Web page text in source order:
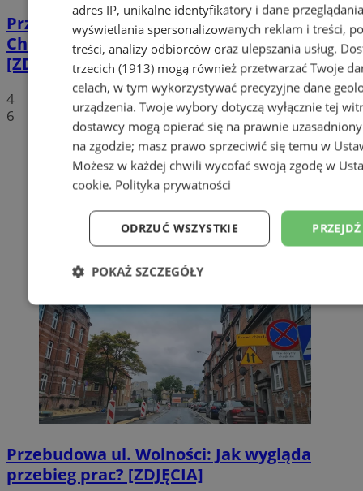
Przebudowa placu przed dworcem w
Chebziu na finiszu! Wkrótce odbiór prac
[ZDJĘCIA]
4
6
Przebudowa ul. Wolności: Jak wygląda
przebieg prac? [ZDJĘCIA]
adres IP, unikalne identyfikatory i dane
wyświetlania spersonalizowanych reklam i treści,
treści, analizy odbiorców oraz ulepszania usług.
trzecich (1913)mogą również przetwarzać Twoje
celach, w tym wykorzystywać precyzyjne dane
urządzenia. Twoje wybory dotyczą wyłącznie tej
dostawcy mogą opierać się na prawnie
na zgodzie; masz prawo sprzeciwić się temu w
Możesz w każdej chwili wycofać swoją zgodę w
cookie. Polityka prywatności
ODRZUĆ WSZYSTKIE
POKAŻ SZCZEGÓŁY
Niezbędne Wydajność Targetowanie
Niesklasyfikowane
Niezbędne Wydajność